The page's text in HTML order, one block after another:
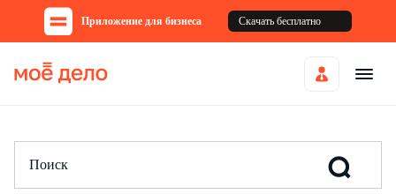
Приложение для бизнеса Скачать бесплатно